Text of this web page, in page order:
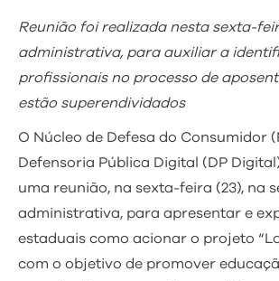
Reunião foi realizada nesta sexta-
administrativa, para auxiliar a
profissionais no processo de
estão superendividados
O Núcleo de Defesa do Consumidor
Defensoria Pública Digital (DP
uma reunião, na sexta-feira (23), na
administrativa, para apresentar e
estaduais como acionar o projeto
com o objetivo de promover